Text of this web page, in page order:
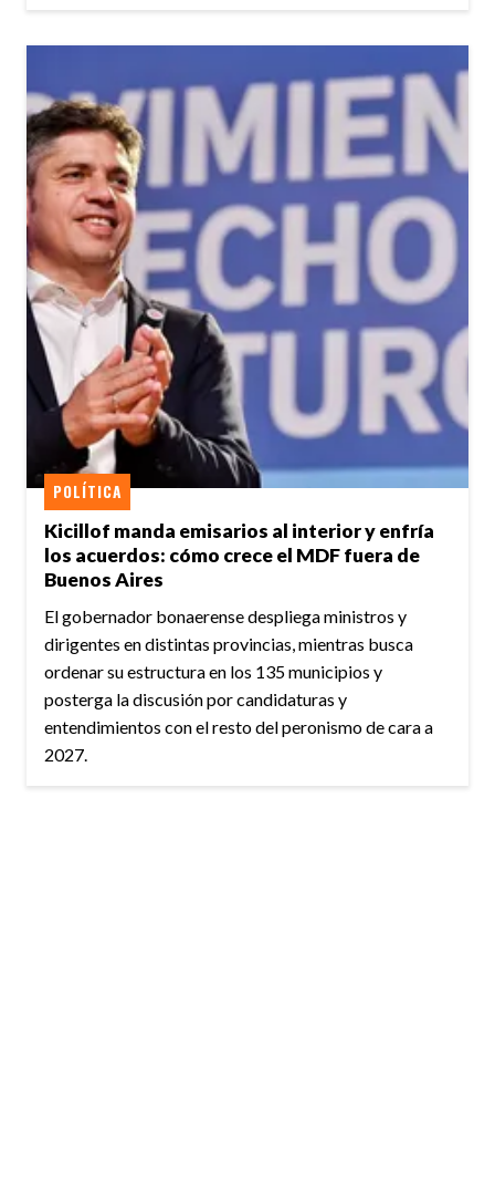
Kicillof manda emisarios al interior y enfría
los acuerdos: cómo crece el MDF fuera de
Buenos Aires
POLÍTICA
El gobernador bonaerense despliega ministros y
dirigentes en distintas provincias, mientras busca
ordenar su estructura en los 135 municipios y
posterga la discusión por candidaturas y
entendimientos con el resto del peronismo de cara a
2027.